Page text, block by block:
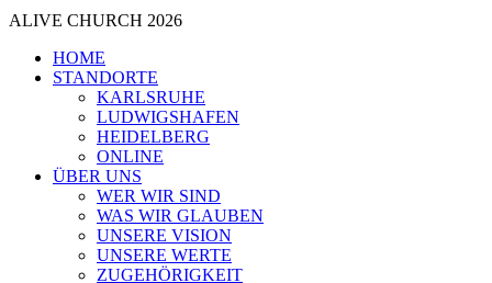
ALIVE CHURCH 2026
Menü
schließen
HOME
STANDORTE
KARLSRUHE
LUDWIGSHAFEN
HEIDELBERG
ONLINE
ÜBER UNS
WER WIR SIND
WAS WIR GLAUBEN
UNSERE VISION
UNSERE WERTE
ZUGEHÖRIGKEIT